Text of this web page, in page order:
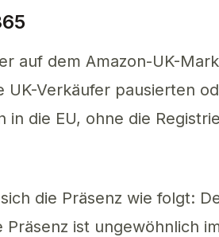
auf dem Amazon-UK-
Verkäufer pausierten
die EU, ohne die
die Präsenz wie folgt:
ist ungewöhnlich